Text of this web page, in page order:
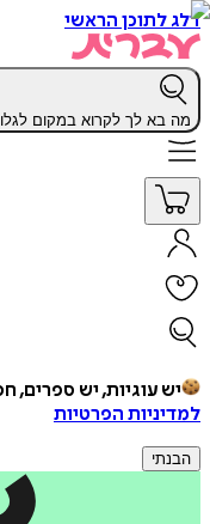
דלג לתוכן הראשי
מה בא לך לקרוא במקום
יש עוגיות, יש ספרים,
למדיניות הפרטיות
הבנתי